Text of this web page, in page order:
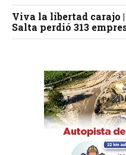
Viva la libertad carajo
Salta perdió 313